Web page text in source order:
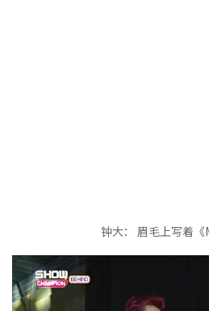
钟大： 眉毛上写着《